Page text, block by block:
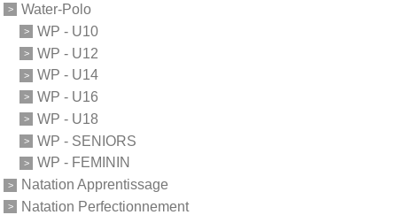
Water-Polo
WP - U10
WP - U12
WP - U14
WP - U16
WP - U18
WP - SENIORS
WP - FEMININ
Natation Apprentissage
Natation Perfectionnement